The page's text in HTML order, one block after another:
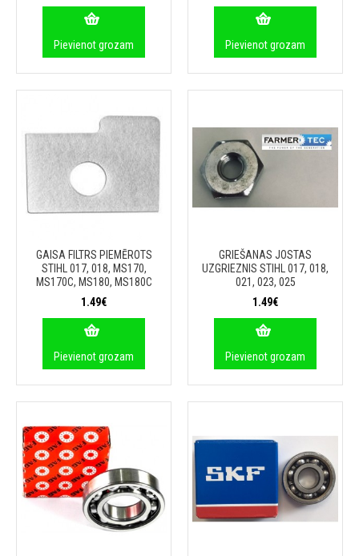
Pievienot grozam Pievienot grozam
GAISA FILTRS PIEMĒROTS
STIHL 017, 018, MS170,
MS170C, MS180, MS180C
1.49€
Pievienot grozam
GRIEŠANAS JOSTAS
UZGRIEZNIS STIHL 017, 018,
021, 023, 025
1.49€
Pievienot grozam